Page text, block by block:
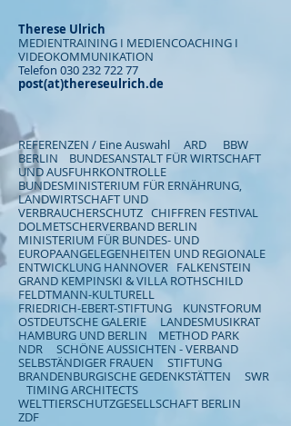
Therese Ulrich
MEDIENTRAINING I MEDIENCOACHING I
VIDEOKOMMUNIKATION
Telefon 030 232 722 77
post(at)thereseulrich.de
REFERENZEN / Eine Auswahl ARD BBW
BERLIN BUNDESANSTALT FÜR WIRTSCHAFT
UND AUSFUHRKONTROLLE
BUNDESMINISTERIUM FÜR ERNÄHRUNG,
LANDWIRTSCHAFT UND
VERBRAUCHERSCHUTZ CHIFFREN FESTIVAL
DOLMETSCHERVERBAND BERLIN
MINISTERIUM FÜR BUNDES- UND
EUROPAANGELEGENHEITEN UND REGIONALE
ENTWICKLUNG HANNOVER FALKENSTEIN
GRAND KEMPINSKI & VILLA ROTHSCHILD
FELDTMANN-KULTURELL
FRIEDRICH-EBERT-STIFTUNG KUNSTFORUM
OSTDEUTSCHE GALERIE LANDESMUSIKRAT
HAMBURG UND BERLIN METHOD PARK
NDR SCHÖNE AUSSICHTEN - VERBAND
SELBSTÄNDIGER FRAUEN STIFTUNG
BRANDENBURGISCHE GEDENKSTÄTTEN SWR
TIMING ARCHITECTS
WELTTIERSCHUTZGESELLSCHAFT BERLIN
ZDF